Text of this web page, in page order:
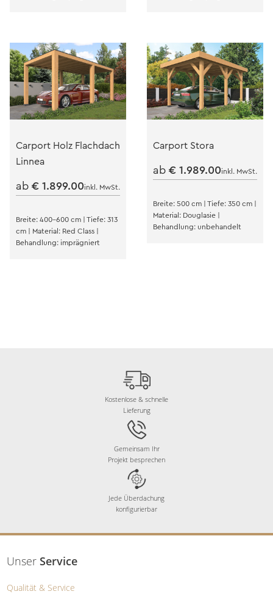
Carport Holz Flachdach
Linnea
ab€ 1.899.00inkl. MwSt.
Breite: 400-600 cm | Tiefe: 313
cm | Material: Red Class |
Behandlung: imprägniert
Carport Stora
ab € 1.989.00inkl. MwSt.
Breite: 500 cm | Tiefe: 350 cm |
Material: Douglasie |
Behandlung: unbehandelt
Kostenlose & schnelle
Lieferung
Gemeinsam Ihr
Projekt besprechen
Jede Überdachung
konfigurierbar
UnserService
Qualität & Service